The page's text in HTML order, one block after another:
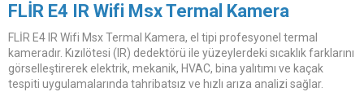
FLİR E4 IR Wifi Msx Termal Kamera
FLİR E4 IR Wifi Msx Termal Kamera, el tipi profesyonel termal
kameradır. Kızılötesi (IR) dedektörü ile yüzeylerdeki sıcaklık farklarını
görselleştirerek elektrik, mekanik, HVAC, bina yalıtımı ve kaçak
tespiti uygulamalarında tahribatsız ve hızlı arıza analizi sağlar.